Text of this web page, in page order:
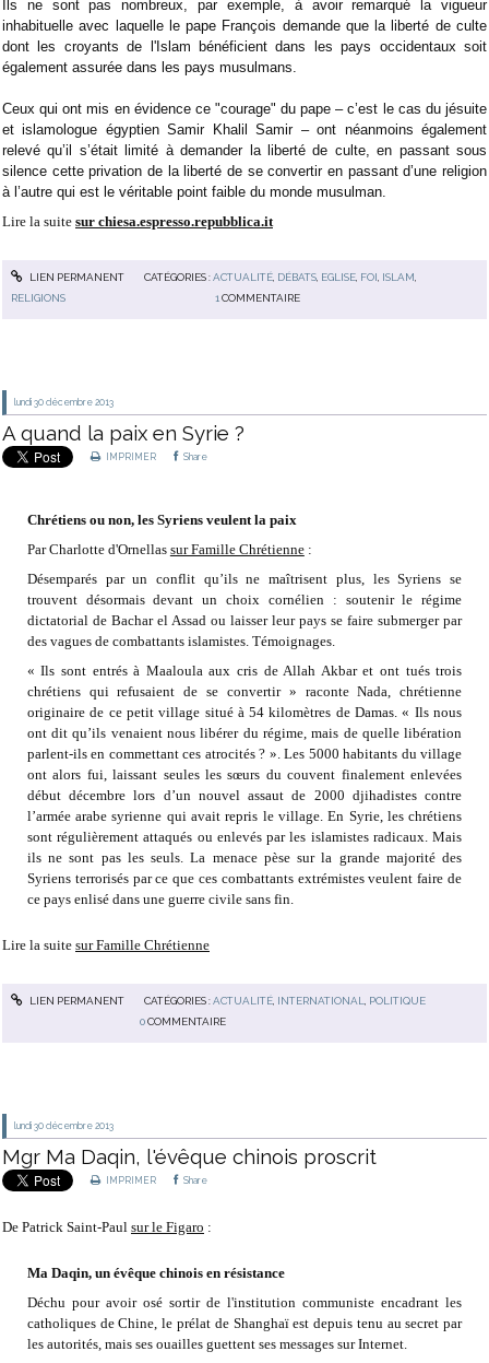
Ils ne sont pas nombreux, par exemple, à avoir remarqué la vigueur
inhabituelle avec laquelle le pape François demande que la liberté de culte
dont les croyants de l'Islam bénéficient dans les pays occidentaux soit
également assurée dans les pays musulmans.
Ceux qui ont mis en évidence ce "courage" du pape – c’est le cas du jésuite
et islamologue égyptien Samir Khalil Samir – ont néanmoins également
relevé qu’il s’était limité à demander la liberté de culte, en passant sous
silence cette privation de la liberté de se convertir en passant d’une religion
à l’autre qui est le véritable point faible du monde musulman.
Lire la suite sur chiesa.espresso.repubblica.it
LIEN PERMANENT CATÉGORIES :ACTUALITÉ, DÉBATS, EGLISE, FOI, ISLAM,
RELIGIONS
1 COMMENTAIRE
lundi 30 décembre 2013
A quand la paix en Syrie ?
IMPRIMER Share
Chrétiens ou non, les Syriens veulent la paix
Par Charlotte d'Ornellas sur Famille Chrétienne:
Désemparés par un conflit qu’ils ne maîtrisent plus, les Syriens se
trouvent désormais devant un choix cornélien : soutenir le régime
dictatorial de Bachar el Assad ou laisser leur pays se faire submerger par
des vagues de combattants islamistes. Témoignages.
« Ils sont entrés à Maaloula aux cris de Allah Akbar et ont tués trois
chrétiens qui refusaient de se convertir » raconte Nada, chrétienne
originaire de ce petit village situé à 54 kilomètres de Damas. « Ils nous
ont dit qu’ils venaient nous libérer du régime, mais de quelle libération
parlent-ils en commettant ces atrocités ? ». Les 5000 habitants du village
ont alors fui, laissant seules les sœurs du couvent finalement enlevées
début décembre lors d’un nouvel assaut de 2000 djihadistes contre
l’armée arabe syrienne qui avait repris le village. En Syrie, les chrétiens
sont régulièrement attaqués ou enlevés par les islamistes radicaux. Mais
ils ne sont pas les seuls. La menace pèse sur la grande majorité des
Syriens terrorisés par ce que ces combattants extrémistes veulent faire de
ce pays enlisé dans une guerre civile sans fin.
Lire la suite sur Famille Chrétienne
LIEN PERMANENT CATÉGORIES :ACTUALITÉ, INTERNATIONAL, POLITIQUE
0 COMMENTAIRE
lundi 30 décembre 2013
Mgr Ma Daqin, l'évêque chinois proscrit
IMPRIMER Share
De Patrick Saint-Paul sur le Figaro :
Ma Daqin, un évêque chinois en résistance
Déchu pour avoir osé sortir de l'institution communiste encadrant les
catholiques de Chine, le prélat de Shanghaï est depuis tenu au secret par
les autorités, mais ses ouailles guettent ses messages sur Internet.